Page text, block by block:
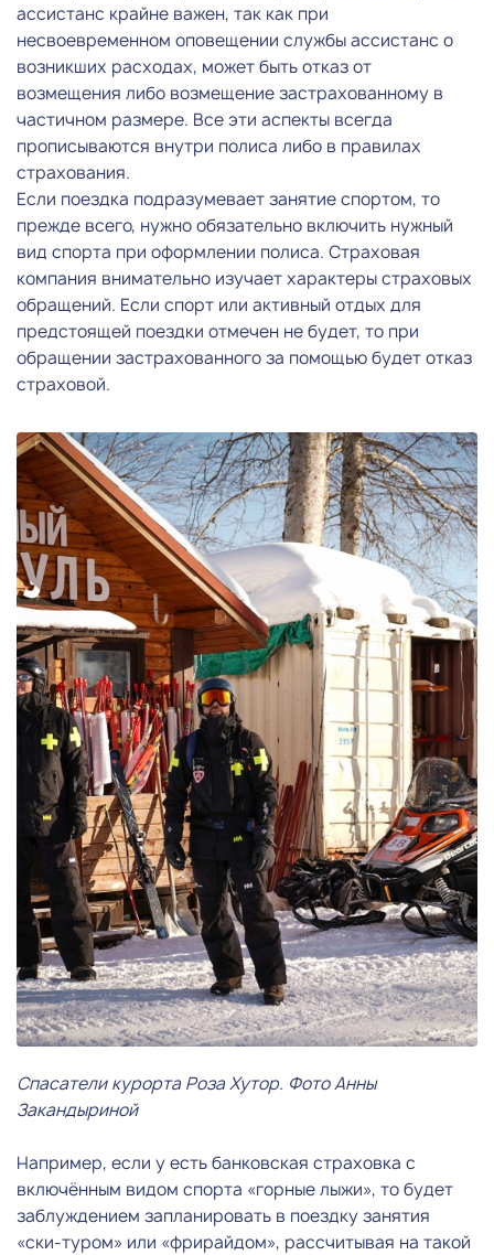
ассистанс крайне важен, так как при
несвоевременном оповещении службы ассистанс о
возникших расходах, может быть отказ от
возмещения либо возмещение застрахованному в
частичном размере. Все эти аспекты всегда
прописываются внутри полиса либо в правилах
страхования.
Если поездка подразумевает занятие спортом, то
прежде всего, нужно обязательно включить нужный
вид спорта при оформлении полиса. Страховая
компания внимательно изучает характеры страховых
обращений. Если спорт или активный отдых для
предстоящей поездки отмечен не будет, то при
обращении застрахованного за помощью будет отказ
страховой.
Спасатели курорта Роза Хутор. Фото Анны
Закандыриной
Например, если у есть банковская страховка с
включённым видом спорта «горные лыжи», то будет
заблуждением запланировать в поездку занятия
«ски-туром» или «фрирайдом», рассчитывая на такой